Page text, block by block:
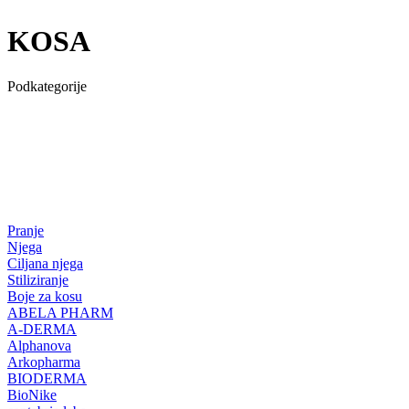
KOSA
Podkategorije
Pranje
Njega
Ciljana njega
Stiliziranje
Boje za kosu
ABELA PHARM
A-DERMA
Alphanova
Arkopharma
BIODERMA
BioNike